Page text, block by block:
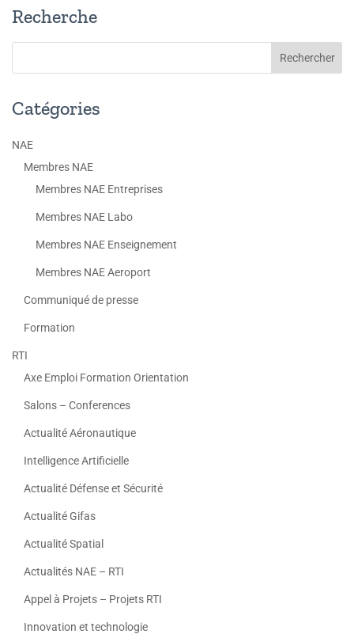
Recherche
Catégories
NAE
Membres NAE
Membres NAE Entreprises
Membres NAE Labo
Membres NAE Enseignement
Membres NAE Aeroport
Communiqué de presse
Formation
RTI
Axe Emploi Formation Orientation
Salons – Conferences
Actualité Aéronautique
Intelligence Artificielle
Actualité Défense et Sécurité
Actualité Gifas
Actualité Spatial
Actualités NAE – RTI
Appel à Projets – Projets RTI
Innovation et technologie